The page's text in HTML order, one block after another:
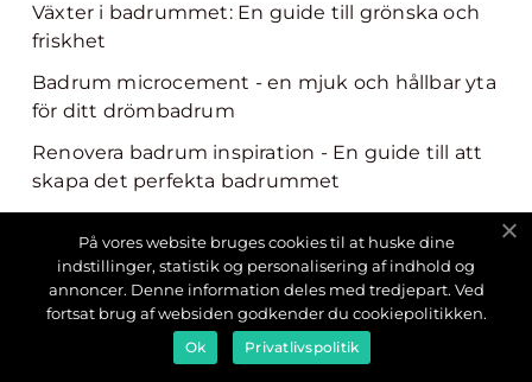
Växter i badrummet: En guide till grönska och
friskhet
Badrum microcement - en mjuk och hållbar yta
för ditt drömbadrum
Renovera badrum inspiration - En guide till att
skapa det perfekta badrummet
tillgängligheten och underhållet
Förvaring i badrummet: En översikt och en
djupdykning
Korgbadrum En Översikt av Denna Populära
På vores website bruges cookies til at huske dine
indstillinger, statistik og personalisering af indhold og
annoncer. Denne information deles med tredjepart. Ved
fortsat brug af websiden godkender du cookiepolitikken.
Ok Privatlivspolitik